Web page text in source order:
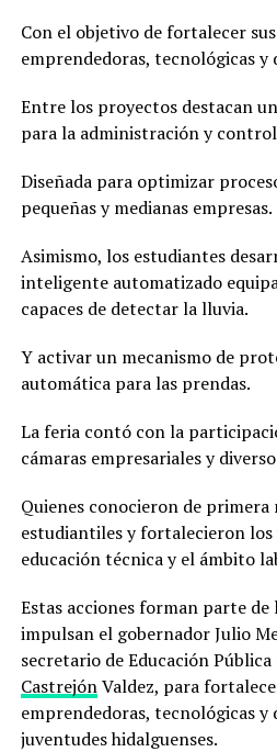
Con el objetivo de fortalecer
emprendedoras, tecnológicas y
Entre los proyectos destacan
para la administración y
Diseñada para optimizar
pequeñas y medianas empresas.
Asimismo, los estudiantes
inteligente automatizado
capaces de detectar la lluvia.
Y activar un mecanismo de
automática para las prendas.
La feria contó con la
cámaras empresariales y
Quienes conocieron de
estudiantiles y fortalecieron
educación técnica y el ámbito
Estas acciones forman parte de
impulsan el gobernador Julio
secretario de Educación Pública
CastrejónValdez, para
emprendedoras, tecnológicas
juventudes hidalguenses.